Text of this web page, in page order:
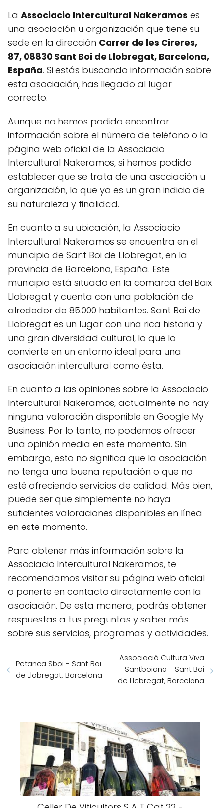
La Associacio Intercultural Nakeramos es
una asociación u organización que tiene su
sede en la dirección Carrer de les Cireres,
87, 08830 Sant Boi de Llobregat, Barcelona,
España. Si estás buscando información sobre
esta asociación, has llegado al lugar
correcto.
Aunque no hemos podido encontrar
información sobre el número de teléfono o la
página web oficial de la Associacio
Intercultural Nakeramos, si hemos podido
establecer que se trata de una asociación u
organización, lo que ya es un gran indicio de
su naturaleza y finalidad.
En cuanto a su ubicación, la Associacio
Intercultural Nakeramos se encuentra en el
municipio de Sant Boi de Llobregat, en la
provincia de Barcelona, España. Este
municipio está situado en la comarca del Baix
Llobregat y cuenta con una población de
alrededor de 85.000 habitantes. Sant Boi de
Llobregat es un lugar con una rica historia y
una gran diversidad cultural, lo que lo
convierte en un entorno ideal para una
asociación intercultural como ésta.
En cuanto a las opiniones sobre la Associacio
Intercultural Nakeramos, actualmente no hay
ninguna valoración disponible en Google My
Business. Por lo tanto, no podemos ofrecer
una opinión media en este momento. Sin
embargo, esto no significa que la asociación
no tenga una buena reputación o que no
esté ofreciendo servicios de calidad. Más bien,
puede ser que simplemente no haya
suficientes valoraciones disponibles en línea
en este momento.
Para obtener más información sobre la
Associacio Intercultural Nakeramos, te
recomendamos visitar su página web oficial
o ponerte en contacto directamente con la
asociación. De esta manera, podrás obtener
respuestas a tus preguntas y saber más
sobre sus servicios, programas y actividades.
Petanca Sboi - Sant Boi
de Llobregat, Barcelona
Associació Cultura Viva
Santboiana - Sant Boi
de Llobregat, Barcelona